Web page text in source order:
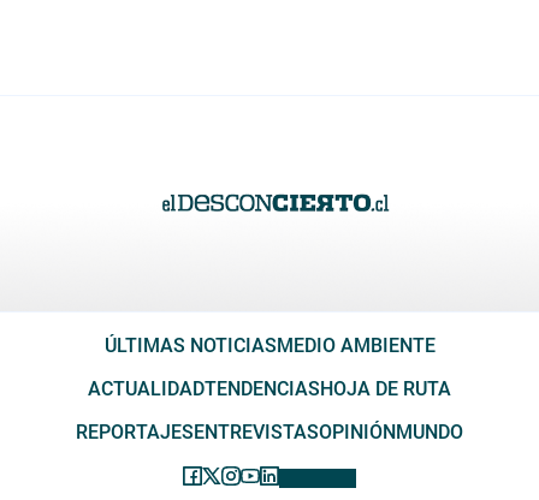
ÚLTIMAS NOTICIASMEDIO AMBIENTE
ACTUALIDADTENDENCIASHOJA DE RUTA
REPORTAJESENTREVISTASOPINIÓNMUNDO